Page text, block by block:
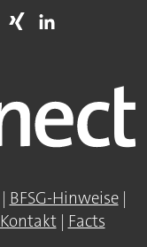
| BFSG-Hinweise|
Kontakt| Facts